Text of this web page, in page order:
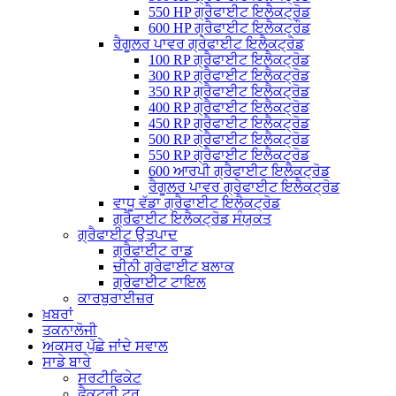
550 HP ਗ੍ਰੈਫਾਈਟ ਇਲੈਕਟ੍ਰੋਡ
600 HP ਗ੍ਰੈਫਾਈਟ ਇਲੈਕਟ੍ਰੌਡ
ਰੈਗੂਲਰ ਪਾਵਰ ਗ੍ਰੇਫਾਈਟ ਇਲੈਕਟ੍ਰੋਡ
100 RP ਗ੍ਰੈਫਾਈਟ ਇਲੈਕਟ੍ਰੋਡ
300 RP ਗ੍ਰੈਫਾਈਟ ਇਲੈਕਟ੍ਰੋਡ
350 RP ਗ੍ਰੈਫਾਈਟ ਇਲੈਕਟ੍ਰੋਡ
400 RP ਗ੍ਰੈਫਾਈਟ ਇਲੈਕਟ੍ਰੋਡ
450 RP ਗ੍ਰੈਫਾਈਟ ਇਲੈਕਟ੍ਰੋਡ
500 RP ਗ੍ਰੈਫਾਈਟ ਇਲੈਕਟ੍ਰੋਡ
550 RP ਗ੍ਰੈਫਾਈਟ ਇਲੈਕਟ੍ਰੋਡ
600 ਆਰਪੀ ਗ੍ਰੈਫਾਈਟ ਇਲੈਕਟ੍ਰੋਡ
ਰੈਗੂਲਰ ਪਾਵਰ ਗ੍ਰੇਫਾਈਟ ਇਲੈਕਟ੍ਰੋਡ
ਵਾਧੂ ਵੱਡਾ ਗ੍ਰੈਫਾਈਟ ਇਲੈਕਟ੍ਰੋਡ
ਗ੍ਰੈਫਾਈਟ ਇਲੈਕਟ੍ਰੋਡ ਸੰਯੁਕਤ
ਗ੍ਰੈਫਾਈਟ ਉਤਪਾਦ
ਗ੍ਰੈਫਾਈਟ ਰਾਡ
ਚੀਨੀ ਗ੍ਰੇਫਾਈਟ ਬਲਾਕ
ਗ੍ਰੇਫਾਈਟ ਟਾਇਲ
ਕਾਰਬੁਰਾਈਜ਼ਰ
ਖ਼ਬਰਾਂ
ਤਕਨਾਲੋਜੀ
ਅਕਸਰ ਪੁੱਛੇ ਜਾਂਦੇ ਸਵਾਲ
ਸਾਡੇ ਬਾਰੇ
ਸਰਟੀਫਿਕੇਟ